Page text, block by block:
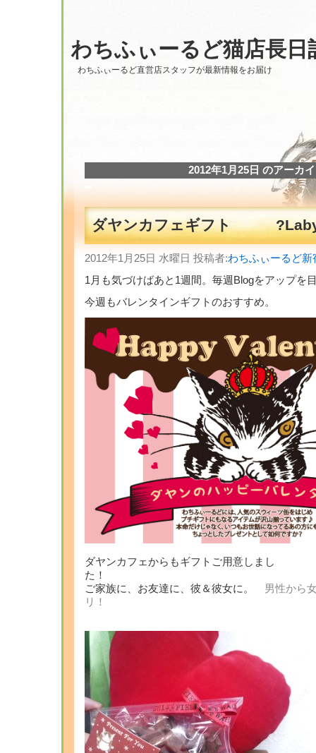
わちふぃーるど猫店長日
わちふぃーるど直営店スタッフが最新情報をお届け
2012年1月25日 のアーカ
ダヤンカフェギフト
2012年1月25日 水曜日 投稿者:わちふぃーるど
1月も気づけばあと1週間。毎週Blogをアップを
今週もバレンタインギフトのおすすめ。
ダヤンカフェからもギフトご用意しまし
ご家族に、お友達に、彼＆彼女に。 男性から
リ！